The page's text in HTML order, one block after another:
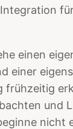
einen
einer
frühzeitig
und
nicht